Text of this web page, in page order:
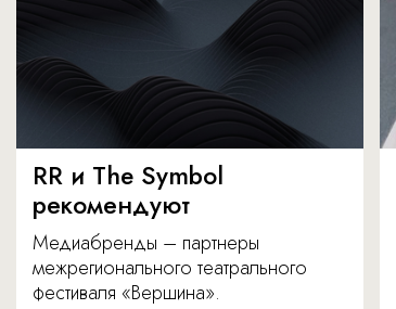
RR и The Symbol
рекомендуют
Медиабренды – партнеры
межрегионального театрального
фестиваля «Вершина».